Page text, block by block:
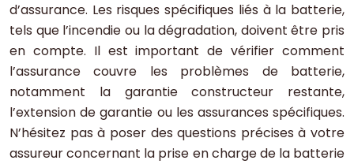
d’assurance. Les risques spécifiques liés à la batterie,
tels que l’incendie ou la dégradation, doivent être pris
en compte. Il est important de vérifier comment
l’assurance couvre les problèmes de batterie,
notamment la garantie constructeur restante,
l’extension de garantie ou les assurances spécifiques.
N’hésitez pas à poser des questions précises à votre
assureur concernant la prise en charge de la batterie